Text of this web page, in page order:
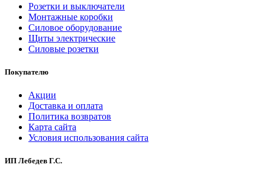
Розетки и выключатели
Монтажные коробки
Силовое оборудование
Щиты электрические
Силовые розетки
Покупателю
Акции
Доставка и оплата
Политика возвратов
Карта сайта
Условия использования сайта
ИП Лебедев Г.С.